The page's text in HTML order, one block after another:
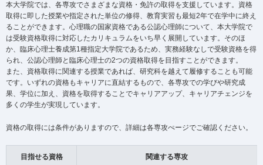
本大学院では、各専攻でさまざまな資格・免許の取得を支援しています。資格
取得に即した授業や指定された単位の修得、教育実習も最短2年で在学中に終え
ることができます。心理職の国家資格である公認心理師について、本大学院で
は受験資格取得に対応したカリキュラムをいち早く展開しています。そのほ
か、臨床心理士養成第1種指定大学院であるため、実務経験なしで受験資格を得
られ、公認心理師と臨床心理士の2つの資格取得を目指すことができます。
また、資格取得に関連する授業であれば、研究科を越えて履修することも可能
です。いずれの資格もキャリアに直結するもので、各専攻での学びや研究成
果、学位に加え、資格を取得することでキャリアアップ、キャリアチェンジを
多くの学生が実現しています。
資格の取得には条件がありますので、詳細は各専攻ぺージでご確認ください。
目指せる資格 関連する専攻